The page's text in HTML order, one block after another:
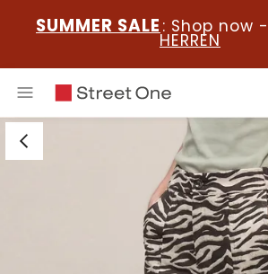
SUMMER SALE : Shop now -
HERREN